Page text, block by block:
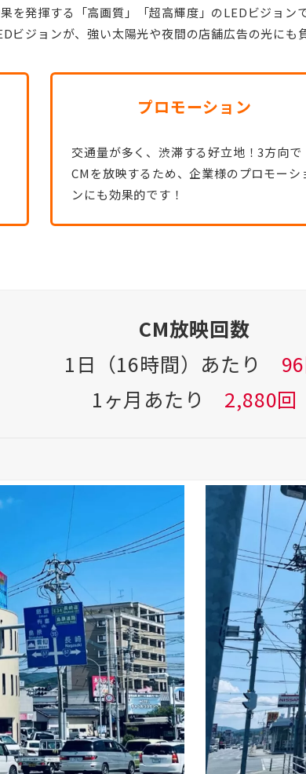
を発揮する「高画質」「超高輝度」のLEDビジョ
ビジョンが、強い太陽光や夜間の店舗広告の光にも
プロモーション
交通量が多く、渋滞する好立地！3方向で
CMを放映するため、企業様のプロモーシ
ンにも効果的です！
CM放映回数
1日（16時間）あたり
1ヶ月あたり 2,880回